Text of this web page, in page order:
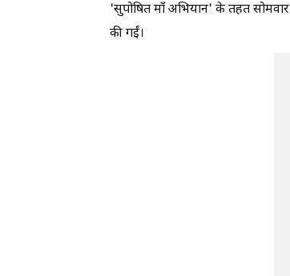
'सुपोषित माँ अभियान' के तहत सोमवार
की गईं।